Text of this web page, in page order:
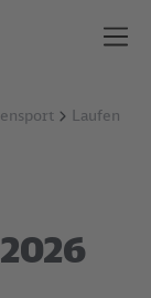
Laufen